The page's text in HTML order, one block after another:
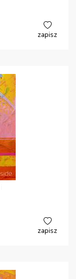
zapisz
zapisz